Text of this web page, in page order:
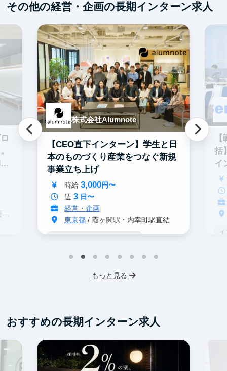
その他の経営・企画の長期インターン求人
株式会社Alumnote
【CEO直下インターン】学生と日
本のものづくり産業をつなぐ新規
事業立ち上げ
時給 3,000円〜
週 3日〜
経営・企画
東京都/ 霞ヶ関駅・内幸町駅直結
インターン生10人以上在籍 事業立案
括
イ
もっと見る
おすすめの長期インターン求人